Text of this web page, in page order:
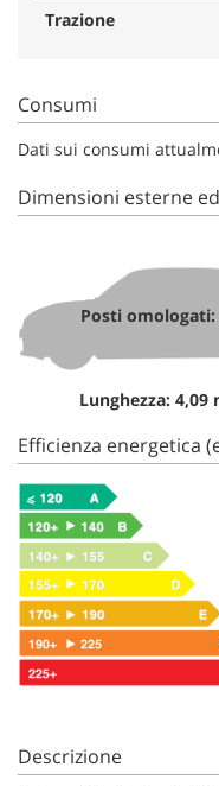
Trazione
Consumi
Dati sui consumi
Dimensioni esterne
Posti omologati:
Lunghezza: 4,09
Efficienza energetica
Descrizione